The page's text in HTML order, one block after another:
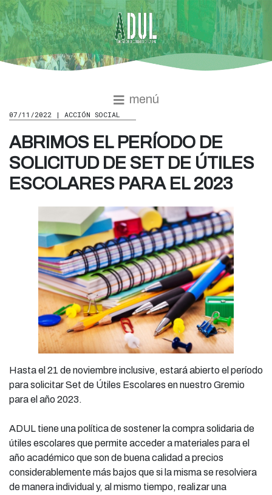
menú
07/11/2022 | ACCIÓN SOCIAL
ABRIMOS EL PERÍODO DE
SOLICITUD DE SET DE ÚTILES
ESCOLARES PARA EL 2023
Hasta el 21 de noviembre inclusive, estará abierto el período
para solicitar Set de Útiles Escolares en nuestro Gremio
para el año 2023.
ADUL tiene una política de sostener la compra solidaria de
útiles escolares que permite acceder a materiales para el
año académico que son de buena calidad a precios
considerablemente más bajos que si la misma se resolviera
de manera individual y, al mismo tiempo, realizar una